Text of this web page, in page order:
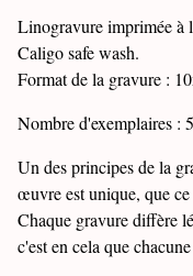
Linogravure imprimée à
Caligo safe wash.
Format de la gravure :
Nombre d'exemplaires :
Un des principes de la
œuvre est unique, que ce
Chaque gravure diffère
c'est en cela que